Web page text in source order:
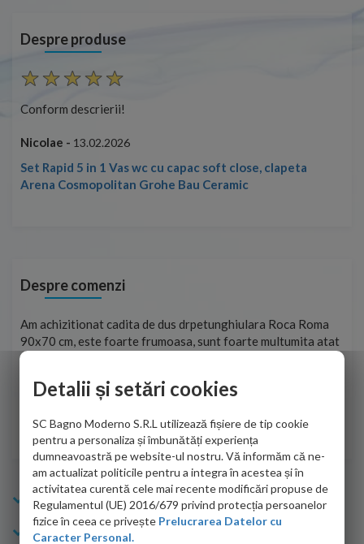
Despre produse
Conform descrierii!
Nicolae - 13.02.2026
Set Rapid 5 in 1 Vas wc cu capac soft close, clapeta
Arena Cosmopolitan Grohe Bau Ceramic
Despre comenzi
Am achizitionat cadita de dus drpetunghiulara Roca Roma
90x70 cm, este foarte frumoasa, sunt foarte multumita atat
de personalul firmei dvs. cu care am colaborat in obtinerea
adus coletul in siguranta.Numai bine, va doresc!
Sofrone Viviana -28.07.2026
Info Bagno
Cumparaturi
Detalii și setări cookies
SC Bagno Moderno S.R.L utilizează fișiere de tip cookie
pentru a personaliza și îmbunătăți experiența
dumneavoastră pe website-ul nostru. Vă informăm că ne-
am actualizat politicile pentru a integra în acestea și în
activitatea curentă cele mai recente modificări propuse de
Regulamentul (UE) 2016/679 privind protecția persoanelor
fizice în ceea ce privește Prelucrarea Datelor cu
Caracter Personal.